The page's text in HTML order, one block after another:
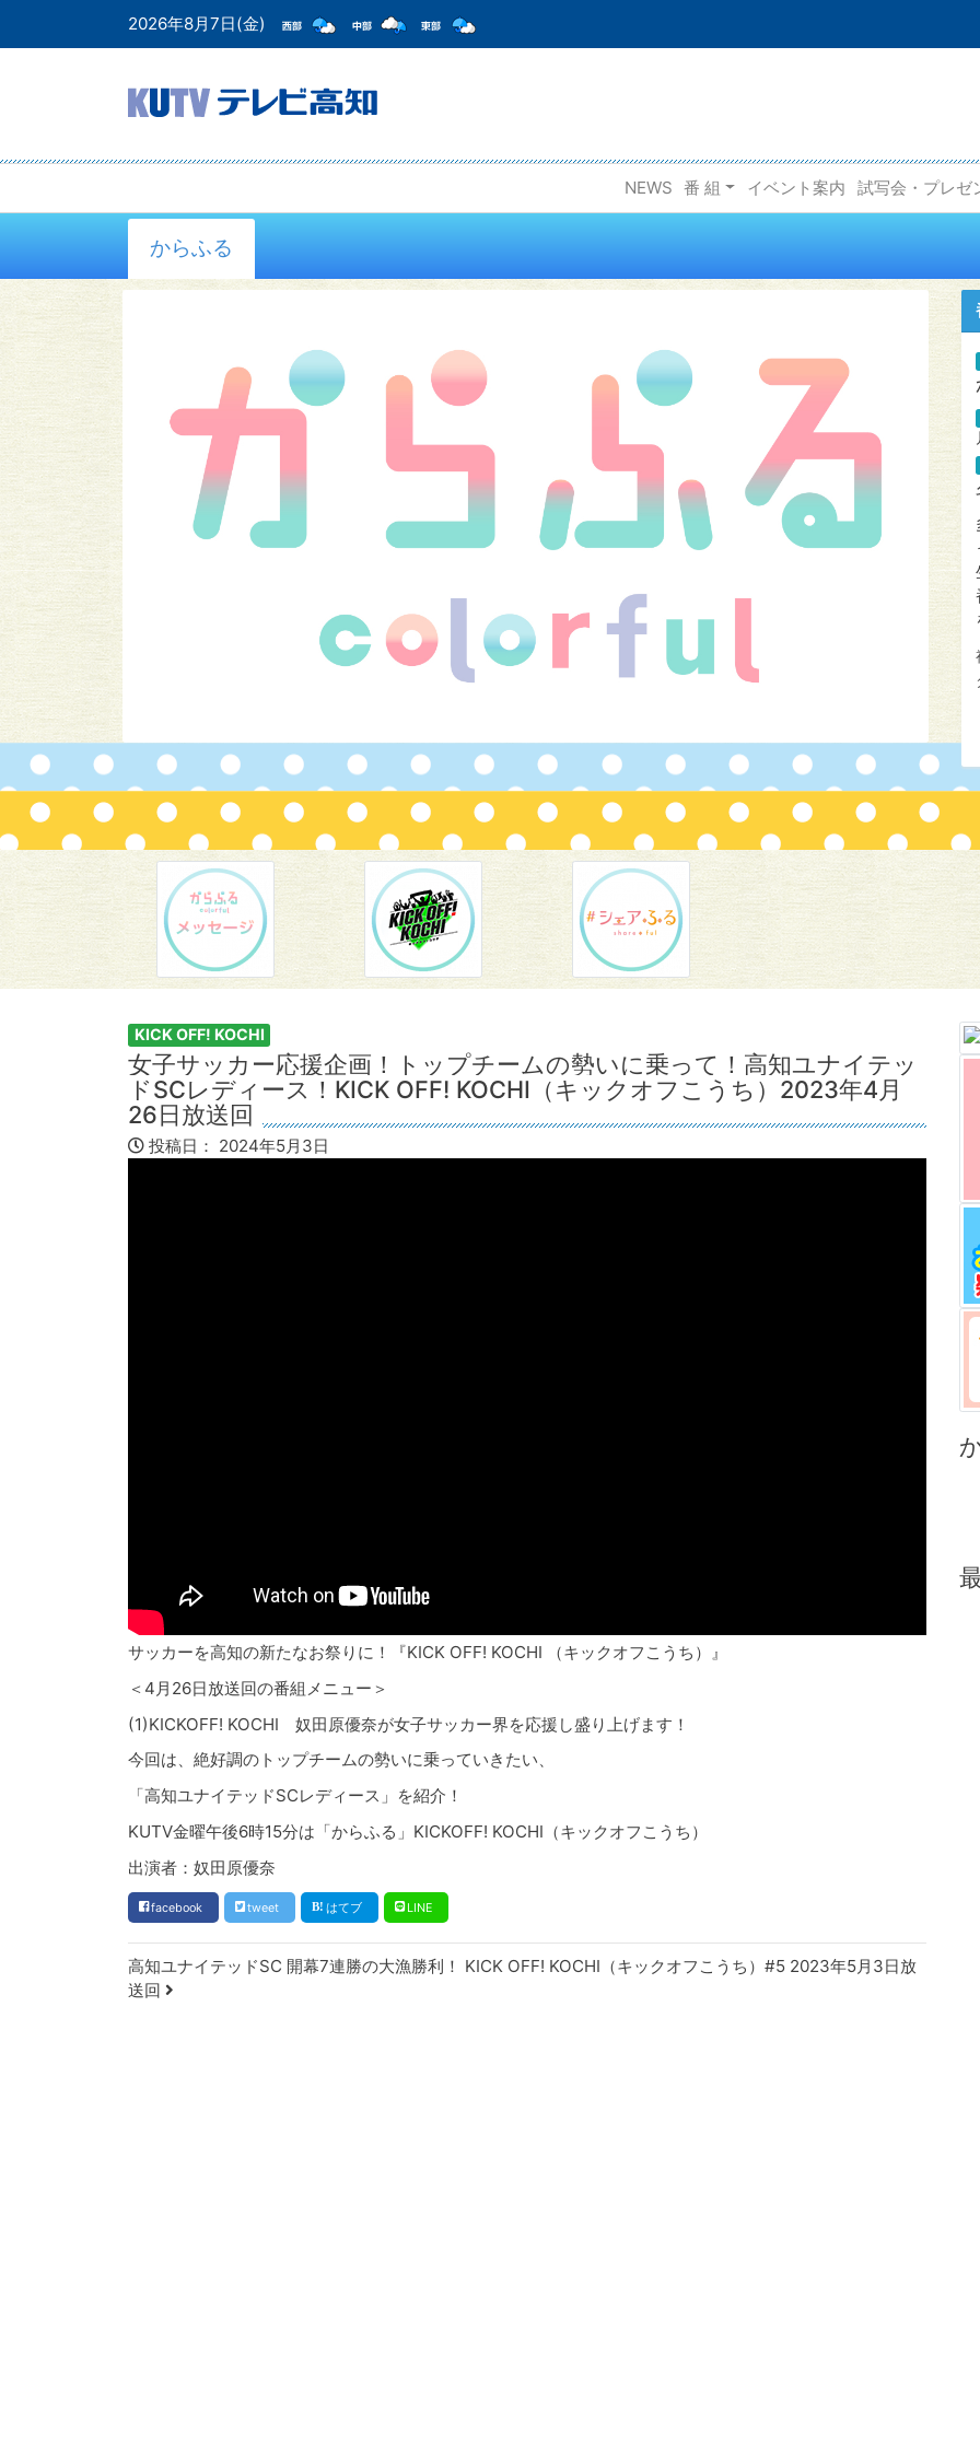
2026年8月7日(金)
NEWS 番 組 イベント案内 試写会・プレゼ
からふる
KICK OFF! KOCHI
女子サッカー応援企画！トップチームの勢いに乗って！高知ユナイテッ
ドSCレディース！KICK OFF! KOCHI（キックオフこうち）2023年4月
26日放送回
投稿日： 2024年5月3日
サッカーを高知の新たなお祭りに！『KICK OFF! KOCHI （キックオフこうち）』
＜4月26日放送回の番組メニュー＞
(1)KICKOFF! KOCHI 奴田原優奈が女子サッカー界を応援し盛り上げます！
今回は、絶好調のトップチームの勢いに乗っていきたい、
「高知ユナイテッドSCレディース」を紹介！
KUTV金曜午後6時15分は「からふる」KICKOFF! KOCHI（キックオフこうち）
出演者：奴田原優奈
facebook tweet はてブ LINE
Post navigation
高知ユナイテッドSC 開幕7連勝の大漁勝利！ KICK OFF! KOCHI（キックオフこうち）#5 2023年5月3日放
送回